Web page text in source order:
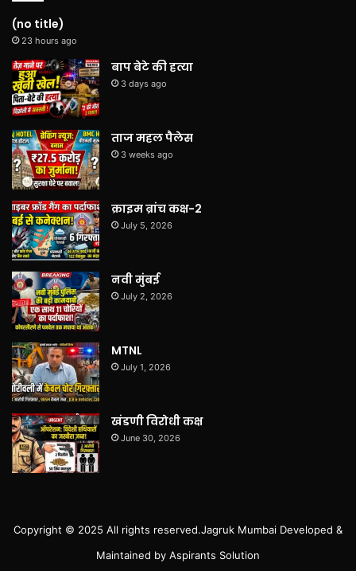
(no title)
23 hours ago
बाप बेटे की हत्या
3 days ago
ताज महल पैलेस
3 weeks ago
क्राइम ब्रांच कक्ष-2
July 5, 2026
नवी मुंबई
July 2, 2026
MTNL
July 1, 2026
खंडणी विरोधी कक्ष
June 30, 2026
Copyright © 2025 All rights reserved.Jagruk Mumbai Developed &
Maintained by Aspirants Solution